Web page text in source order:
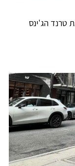
טרנד הג'ינס